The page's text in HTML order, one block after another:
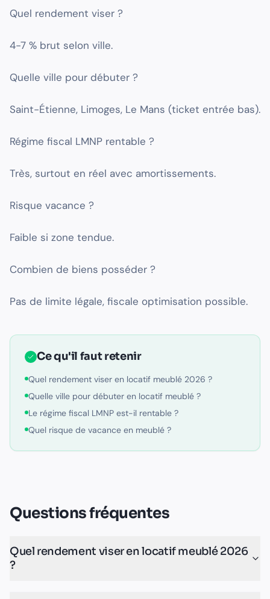
Quel rendement viser ?
4-7 % brut selon ville.
Quelle ville pour débuter ?
Saint-Étienne, Limoges, Le Mans (ticket entrée bas).
Régime fiscal LMNP rentable ?
Très, surtout en réel avec amortissements.
Risque vacance ?
Faible si zone tendue.
Combien de biens posséder ?
Pas de limite légale, fiscale optimisation possible.
Ce qu'il faut retenir
Quel rendement viser en locatif meublé 2026 ?
Quelle ville pour débuter en locatif meublé ?
Le régime fiscal LMNP est-il rentable ?
Quel risque de vacance en meublé ?
Questions fréquentes
Quel rendement viser en locatif meublé 2026
?